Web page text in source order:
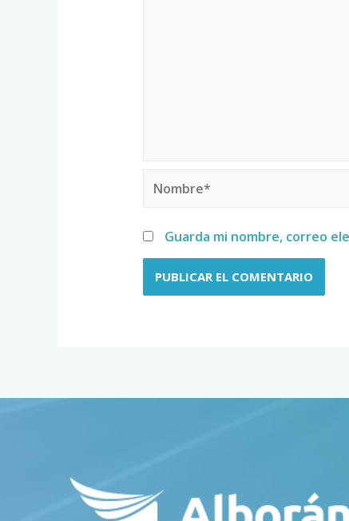
Guarda mi nombre, correo